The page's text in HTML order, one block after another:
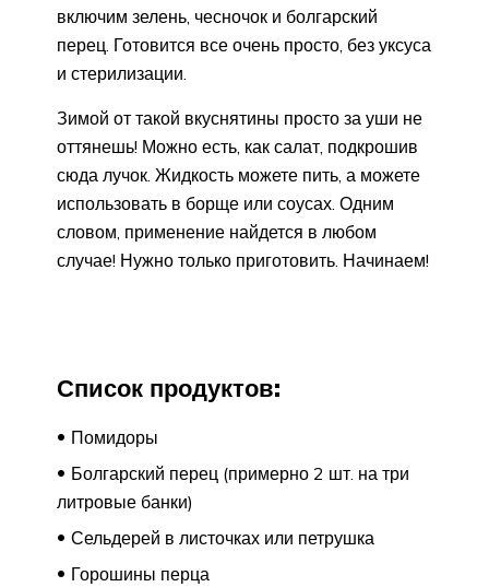
включим зелень, чесночок и болгарский
перец. Готовится все очень просто, без уксуса
и стерилизации.
Зимой от такой вкуснятины просто за уши не
оттянешь! Можно есть, как салат, подкрошив
сюда лучок. Жидкость можете пить, а можете
использовать в борще или соусах. Одним
словом, применение найдется в любом
случае! Нужно только приготовить. Начинаем!
Список продуктов:
Помидоры
Болгарский перец (примерно 2 шт. на три
литровые банки)
Сельдерей в листочках или петрушка
Горошины перца